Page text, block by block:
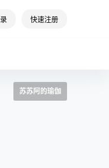
快速注册
苏苏阿的瑜伽